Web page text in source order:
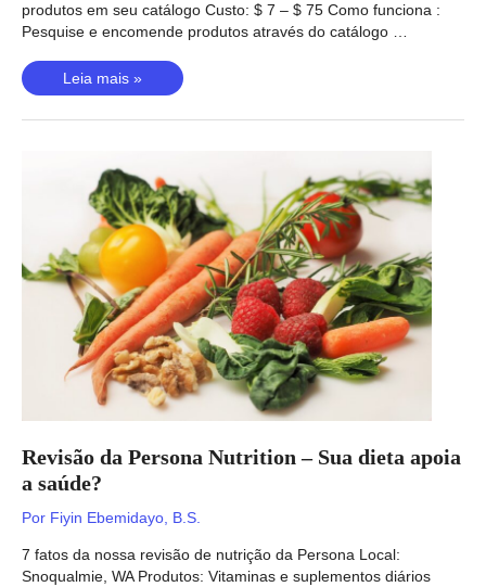
produtos em seu catálogo Custo: $ 7 – $ 75 Como funciona :
Pesquise e encomende produtos através do catálogo …
Revisão
do
Garden
Suplementos
limpos
são
melhores
para
saúde?
Leia mais »
Revisão da Persona Nutrition – Sua dieta apoia
a saúde?
Por Fiyin Ebemidayo, B.S.
7 fatos da nossa revisão de nutrição da Persona Local:
Snoqualmie, WA Produtos: Vitaminas e suplementos diários